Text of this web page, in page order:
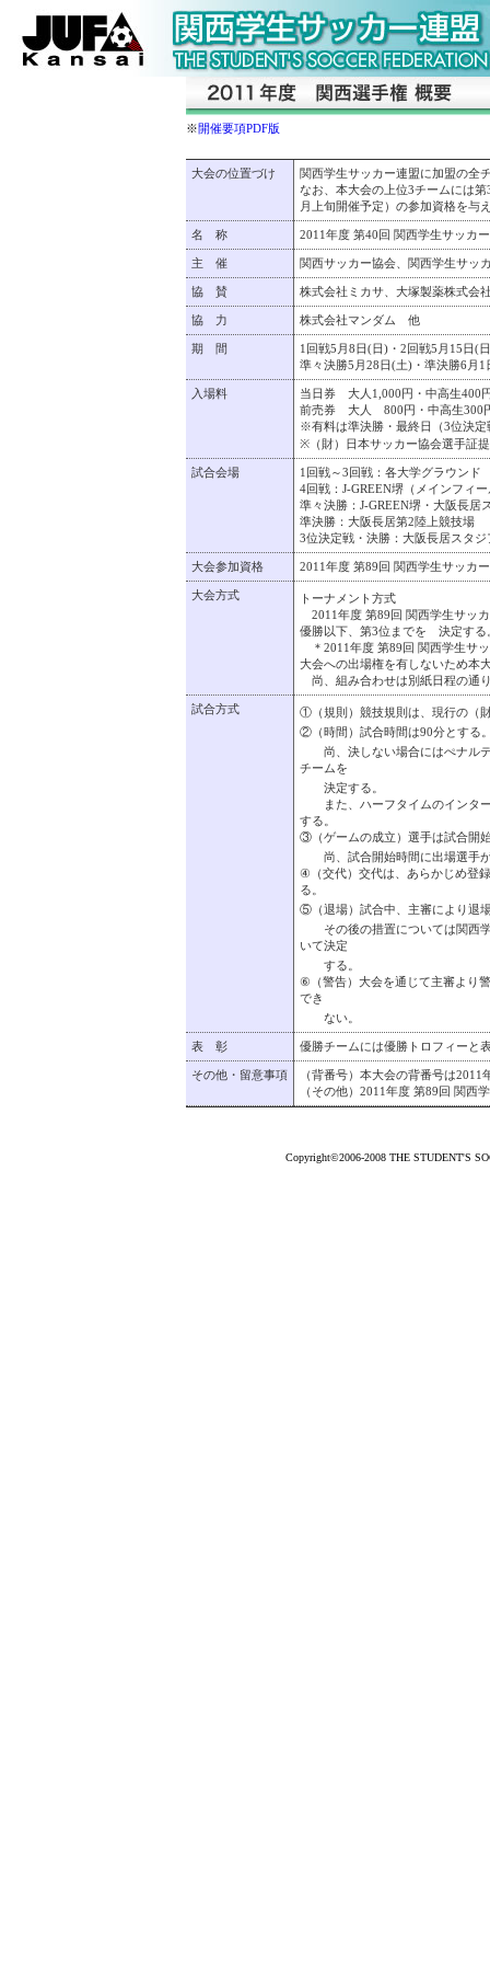
※開催要項PDF版
大会の位置づけ
関西学生サッカー連盟に加盟の全
なお、本大会の上位3チームには
月上旬開催予定）の参加資格を与
名 称 2011年度 第40回 関西学生サッカ
主 催 関西サッカー協会、関西学生サッ
協 賛 株式会社ミカサ、大塚製薬株式会
協 力 株式会社マンダム 他
期 間
1回戦5月8日(日)・2回戦5月15日(
準々決勝5月28日(土)・準決勝6月
入場料
当日券 大人1,000円・中高生400
前売券 大人 800円・中高生
※有料は準決勝・最終日（3位決定
※（財）日本サッカー協会選手証
試合会場
1回戦～3回戦：各大学グラウンド
4回戦：J-GREEN堺（メインフィ
準々決勝：J-GREEN堺・大阪長居
準決勝：大阪長居第2陸上競技場
3位決定戦・決勝：大阪長居スタジ
大会参加資格 2011年度 第89回 関西学生サッカ
大会方式
トーナメント方式
2011年度 第89回 関西学生サッ
優勝以下、第3位までを 決定する
＊2011年度 第89回 関西学生サ
大会への出場権を有しないため本
尚、組み合わせは別紙日程の通
試合方式
①（規則）競技規則は、現行の（
②（時間）試合時間は90分とする
尚、決しない場合にはぺナルテ
チームを
決定する。
また、ハーフタイムのインター
する。
③（ゲームの成立）選手は試合開
尚、試合開始時間に出場選手が
④（交代）交代は、あらかじめ登
る。
⑤（退場）試合中、主審により退
その後の措置については関西学
いて決定
する。
⑥（警告）大会を通じて主審より
でき
ない。
表 彰 優勝チームには優勝トロフィーと
その他・留意事項
（背番号）本大会の背番号は
（その他）2011年度 第89回 関西
Copyright©2006-2008 THE STUDENT'S